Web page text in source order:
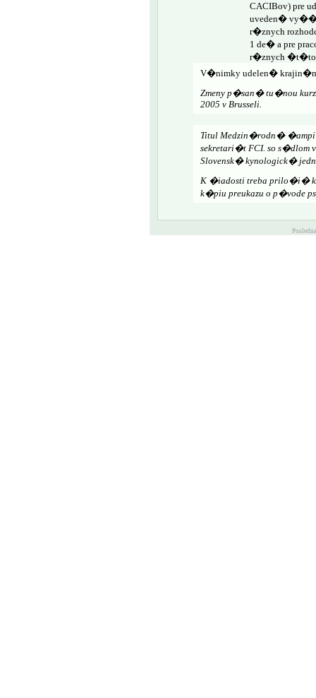
CACIBov) pre
uveden�
r�znych
1 de� a pre
r�znych
V�nimky udelen�
Zmeny p�san� tu�nou
2005 v Brusseli.
Titul Medzin�rodn�
sekretari�t FCI. so s�dlom
Slovensk� kynologick�
K �iadosti treba prilo�i�
k�piu preukazu o p�vode